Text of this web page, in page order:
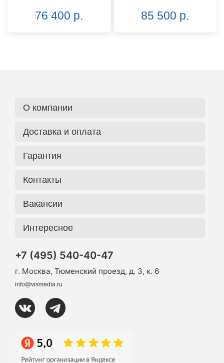
76 400 р. 85 500 р.
О компании
Доставка и оплата
Гарантия
Контакты
Вакансии
Интересное
+7 (495) 540-40-47
г. Москва, Тюменский проезд, д. 3, к. 6
info@vismedia.ru